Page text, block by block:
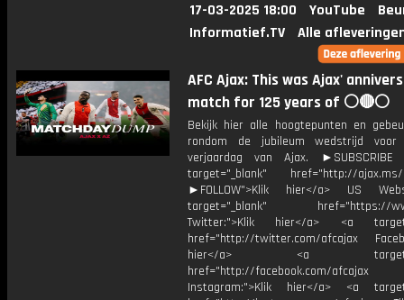
17-03-2025 18:00 YouTube
Informatief.TV
Alle
AFC Ajax: This was Ajax'
match for 125 years of ⚪🔴⚪
Bekijk hier alle hoogtepunten en
rondom de jubileum wedstrijd voor
verjaardag van Ajax. ►SUBSCRIBE
target="_blank" href="http://ajax.ms/
►FOLLOW">Klik hier</a> US
target="_blank" href="https://
Twitter:">Klik hier</a> <a
href="http://twitter.com/afcajax
hier</a> <a
href="http://facebook.com/afcajax
Instagram:">Klik hier</a> <a